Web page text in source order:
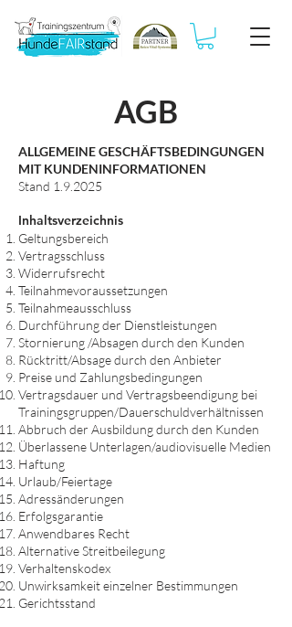
AGB
ALLGEMEINE GESCHÄFTSBEDINGUNGEN
MIT KUNDENINFORMATIONEN
Stand 1.9.2025
Inhaltsverzeichnis
Geltungsbereich
Vertragsschluss
Widerrufsrecht
Teilnahmevoraussetzungen
Teilnahmeausschluss
Durchführung der Dienstleistungen
Stornierung /Absagen durch den Kunden
Rücktritt/Absage durch den Anbieter
Preise und Zahlungsbedingungen
Vertragsdauer und Vertragsbeendigung bei
Trainingsgruppen/Dauerschuldverhältnissen
Abbruch der Ausbildung durch den Kunden
Überlassene Unterlagen/audiovisuelle Medien
Haftung
Urlaub/Feiertage
Adressänderungen
Erfolgsgarantie
Anwendbares Recht
Alternative Streitbeilegung
Verhaltenskodex
Unwirksamkeit einzelner Bestimmungen
Gerichtsstand